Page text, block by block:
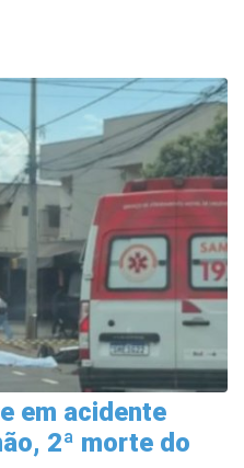
em acidente
2ª morte do